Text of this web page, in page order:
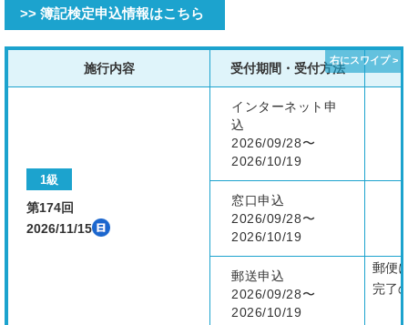
>> 簿記検定申込情報はこちら
施行内容 受付期間・受付方法
1級
第174回
2026/11/15
インターネット申
込
2026/09/28〜
2026/10/19
窓口申込
2026/09/28〜
2026/10/19
郵送申込
2026/09/28〜
2026/10/19
郵便
完了